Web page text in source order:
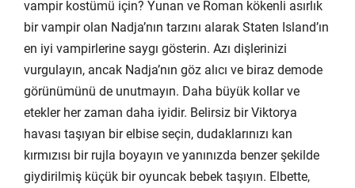
vampir kostümü için? Yunan ve Roman kökenli asırlık
bir vampir olan Nadja’nın tarzını alarak Staten Island’ın
en iyi vampirlerine saygı gösterin. Azı dişlerinizi
vurgulayın, ancak Nadja’nın göz alıcı ve biraz demode
görünümünü de unutmayın. Daha büyük kollar ve
etekler her zaman daha iyidir. Belirsiz bir Viktorya
havası taşıyan bir elbise seçin, dudaklarınızı kan
kırmızısı bir rujla boyayın ve yanınızda benzer şekilde
giydirilmiş küçük bir oyuncak bebek taşıyın. Elbette,